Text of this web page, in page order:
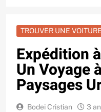
TROUVER UNE
Expédition
Un Voyage
Paysages
Bodei Cristian 3